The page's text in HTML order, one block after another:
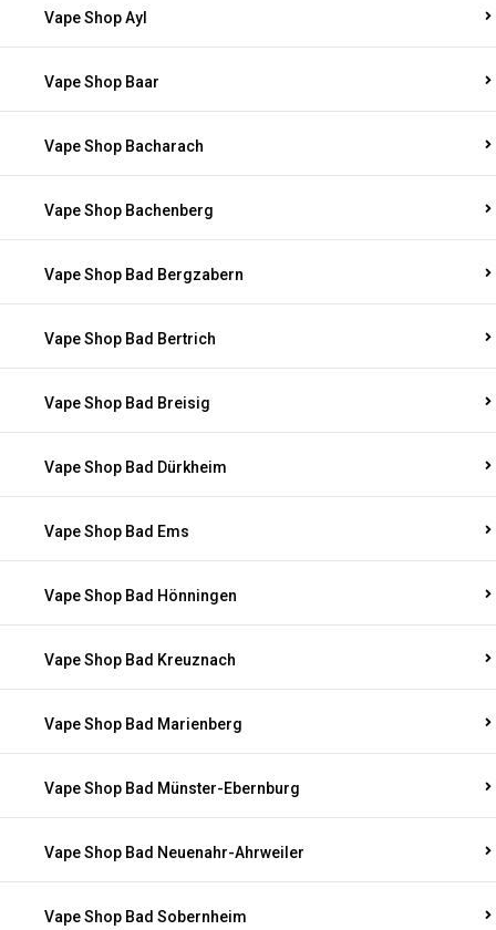
Vape Shop Ayl
Vape Shop Baar
Vape Shop Bacharach
Vape Shop Bachenberg
Vape Shop Bad Bergzabern
Vape Shop Bad Bertrich
Vape Shop Bad Breisig
Vape Shop Bad Dürkheim
Vape Shop Bad Ems
Vape Shop Bad Hönningen
Vape Shop Bad Kreuznach
Vape Shop Bad Marienberg
Vape Shop Bad Münster-Ebernburg
Vape Shop Bad Neuenahr-Ahrweiler
Vape Shop Bad Sobernheim